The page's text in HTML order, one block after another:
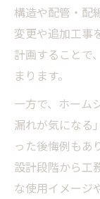
構造や配管・配
変更や追加工事
計画することで
まります。
一方で、ホーム
漏れが気になる
った後悔例もあ
設計段階から工
な使用イメージ